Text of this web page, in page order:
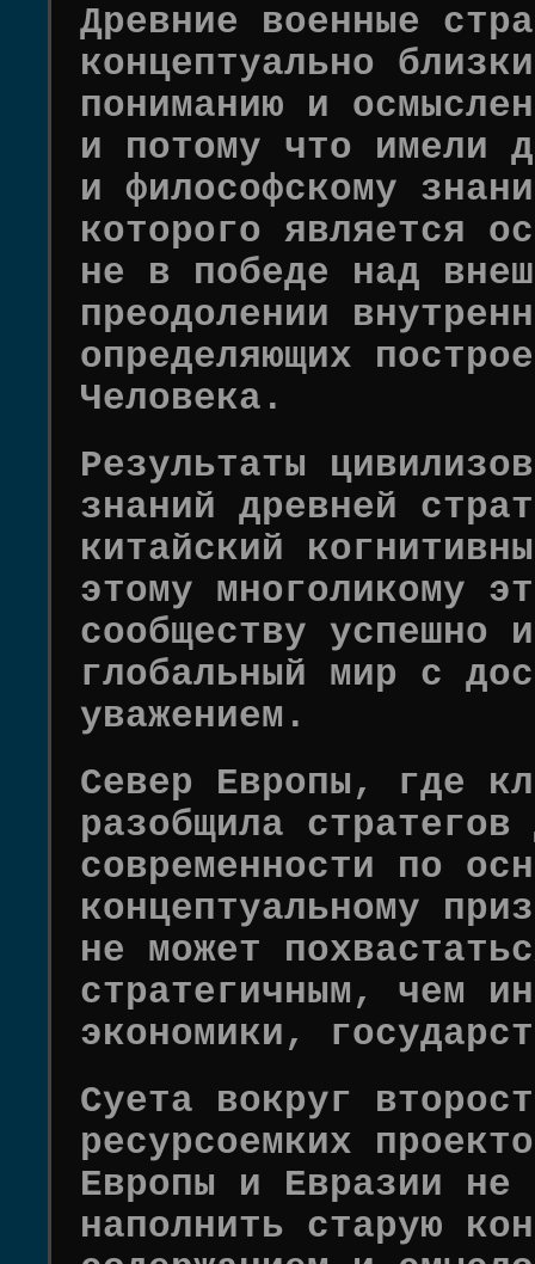
Древние военные
концептуально
пониманию и
и потому что имели
и философскому
которого является
не в победе над
преодолении
определяющих
Человека.
Результаты
знаний древней
китайский
этому многоликому
сообществу успешно
глобальный мир с
уважением.
Север Европы, где
разобщила
современности по
концептуальному
не может
стратегичным, чем
экономики,
Суета вокруг
ресурсоемких
Европы и Евразии не
наполнить старую